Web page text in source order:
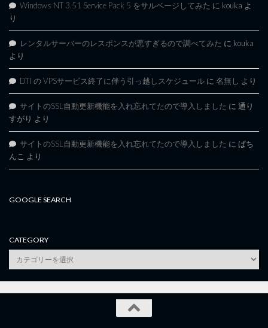
Windows NT 3.51 Service Pack 5 をサルベージしてみた に kouka よ
り
レンタルサーバーのレスポンスが悪すぎるので調べてみた に kouka
より
DTI の VPSサービス終了に伴う引っ越しスケジュール に 名無し より
サイトのSSL自動更新機能を入れ忘れてたので導入しました に 通り
すがり より
サイトのSSL自動更新機能を入れ忘れてたので導入しました に ぱち
んこ より
GOOGLE SEARCH
CATEGORY
category